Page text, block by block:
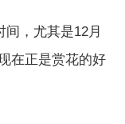
，尤其是12月
在正是赏花的好